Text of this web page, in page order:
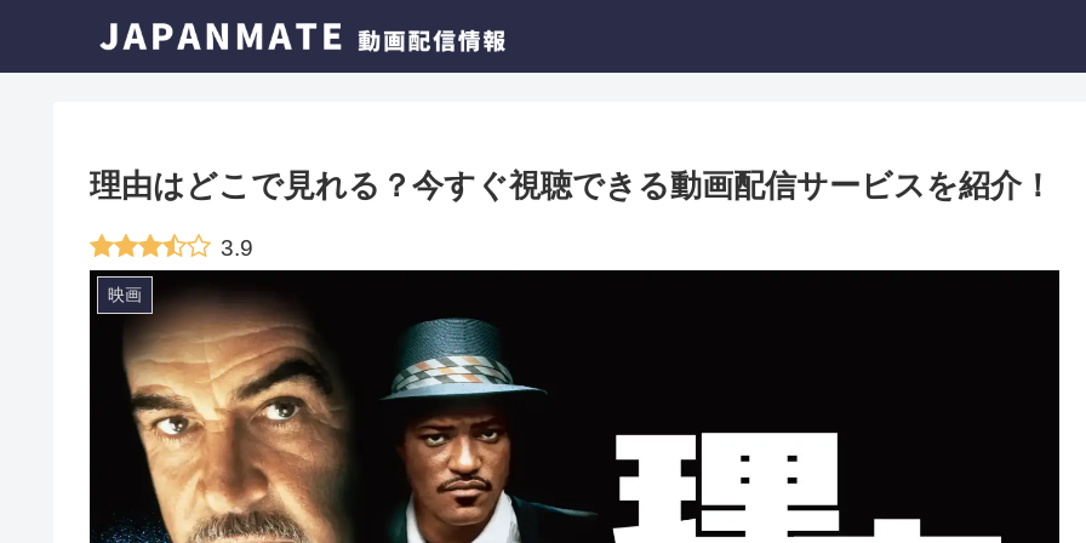
理由はどこで見れる？今すぐ視聴できる動画配信サービスを紹介！
3.9
映画